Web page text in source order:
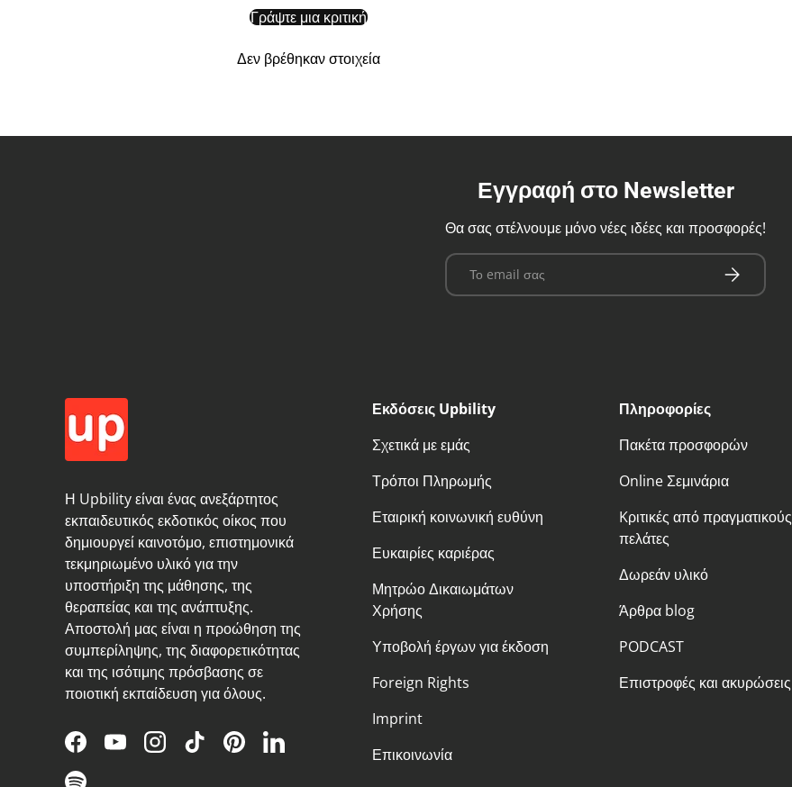
Γράψτε μια κριτική
Δεν βρέθηκαν στοιχεία
Εγγραφή στο Newsletter
Θα σας στέλνουμε μόνο νέες ιδέες και προσφορές!
Email Εγγραφή
Η Upbility είναι ένας ανεξάρτητος
εκπαιδευτικός εκδοτικός οίκος που
δημιουργεί καινοτόμο, επιστημονικά
τεκμηριωμένο υλικό για την
υποστήριξη της μάθησης, της
θεραπείας και της ανάπτυξης.
Αποστολή μας είναι η προώθηση της
συμπερίληψης, της διαφορετικότητας
και της ισότιμης πρόσβασης σε
ποιοτική εκπαίδευση για όλους.
FacebookYouTubeInstagramTikTokPinterestLinkedIn
Εκδόσεις Upbility
Σχετικά με εμάς
Τρόποι Πληρωμής
Εταιρική κοινωνική ευθύνη
Ευκαιρίες καριέρας
Μητρώο Δικαιωμάτων
Χρήσης
Υποβολή έργων για έκδοση
Foreign Rights
Imprint
Επικοινωνία
Πληροφορίες
Πακέτα προσφορών
Online Σεμινάρια
Kριτικές από πραγματικούς
πελάτες
Δωρεάν υλικό
Άρθρα blog
PODCAST
Επιστροφές και ακυρώσεις